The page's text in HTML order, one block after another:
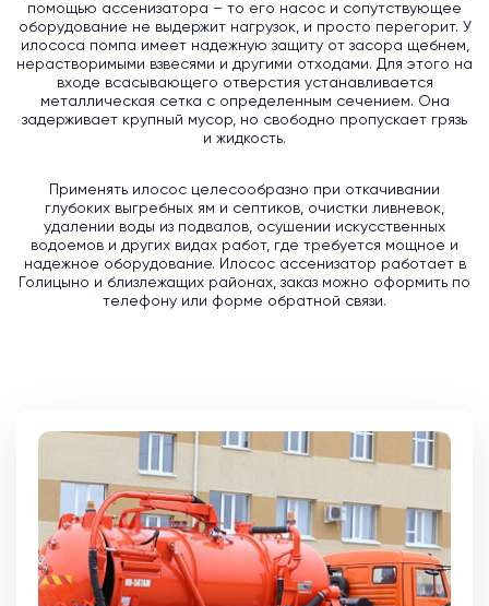
помощью ассенизатора – то его насос и сопутствующее
оборудование не выдержит нагрузок, и просто перегорит. У
илососа помпа имеет надежную защиту от засора щебнем,
нерастворимыми взвесями и другими отходами. Для этого на
входе всасывающего отверстия устанавливается
металлическая сетка с определенным сечением. Она
задерживает крупный мусор, но свободно пропускает грязь
и жидкость.
Применять илосос целесообразно при откачивании
глубоких выгребных ям и септиков, очистки ливневок,
удалении воды из подвалов, осушении искусственных
водоемов и других видах работ, где требуется мощное и
надежное оборудование. Илосос ассенизатор работает в
Голицыно и близлежащих районах, заказ можно оформить по
телефону или форме обратной связи.